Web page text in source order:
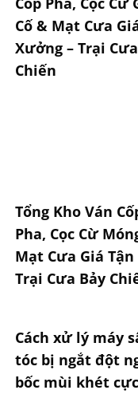
Cố & Mạt Cưa
Xưởng – Trại
Chiến
Tổng Kho Ván
Pha, Cọc Cừ
Mạt Cưa Giá Tận
Trại Cưa Bảy
Cách xử lý máy
tóc bị ngắt đột
bốc mùi khét cực